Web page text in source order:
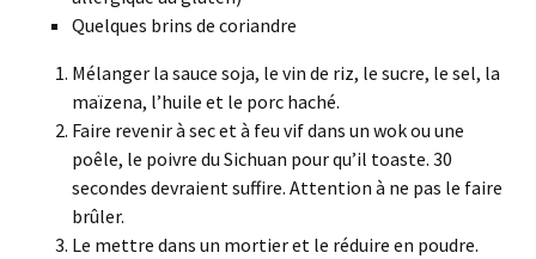
Quelques brins de coriandre
Mélanger la sauce soja, le vin de riz, le sucre, le sel, la
maïzena, l’huile et le porc haché.
Faire revenir à sec et à feu vif dans un wok ou une
poêle, le poivre du Sichuan pour qu’il toaste. 30
secondes devraient suffire. Attention à ne pas le faire
brûler.
Le mettre dans un mortier et le réduire en poudre.